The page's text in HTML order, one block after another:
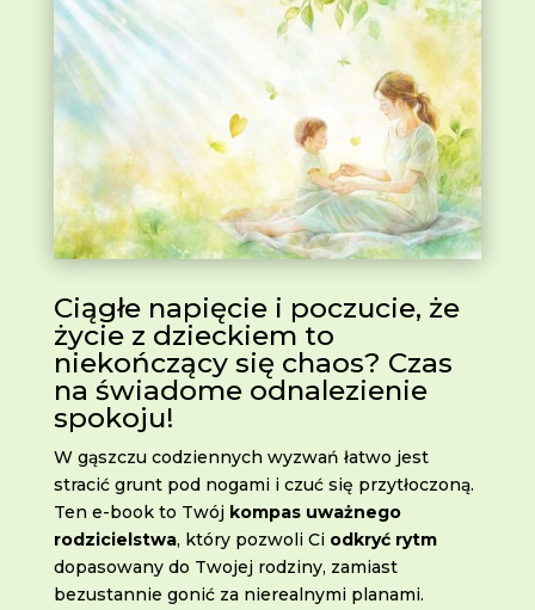
Ciągłe napięcie i poczucie, że
życie z dzieckiem to
niekończący się chaos? Czas
na świadome odnalezienie
spokoju!
W gąszczu codziennych wyzwań łatwo jest
stracić grunt pod nogami i czuć się przytłoczoną.
Ten e-book to Twój kompas uważnego
rodzicielstwa, który pozwoli Ci odkryć rytm
dopasowany do Twojej rodziny, zamiast
bezustannie gonić za nierealnymi planami.